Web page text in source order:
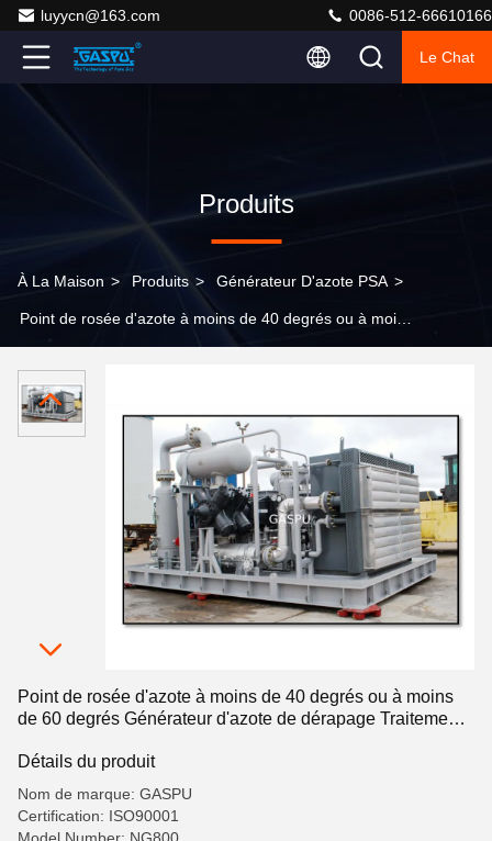
luyycn@163.com 0086-512-66610166
Le Chat
Produits
À La Maison > Produits > Générateur D'azote PSA >
Point de rosée d'azote à moins de 40 degrés ou à moins
Traitement thermique conçu Opération de fil d'acier
Point de rosée d'azote à moins de 40 degrés ou à moins
de 60 degrés Générateur d'azote de dérapage Traitement
Détails du produit
Nom de marque: GASPU
Certification: ISO90001